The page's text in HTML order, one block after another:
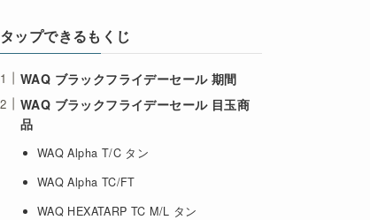
タップできるもくじ
WAQ ブラックフライデーセール 期間
WAQ ブラックフライデーセール 目玉商
品
WAQ Alpha T/C タン
WAQ Alpha TC/FT
WAQ HEXATARP TC M/L タン